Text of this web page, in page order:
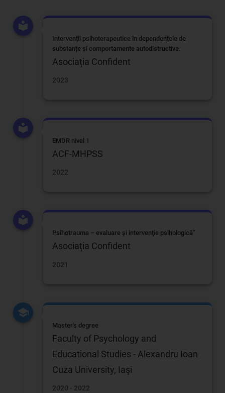
Intervenții psihoterapeutice în dependențele de
substanțe și comportamente autodistructive.
Asociația Confident
2023
EMDR nivel 1
ACF-MHPSS
2022
Psihotrauma – evaluare și intervenţie psihologică”
Asociația Confident
2021
Master's degree
Faculty of Psychology and
Educational Studies - Alexandru Ioan
Cuza University, Iaşi
2020 - 2022